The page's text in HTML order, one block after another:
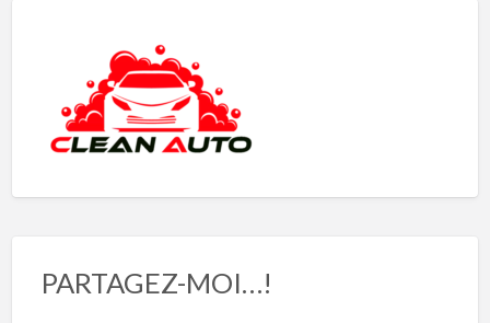
PARTAGEZ-MOI…!